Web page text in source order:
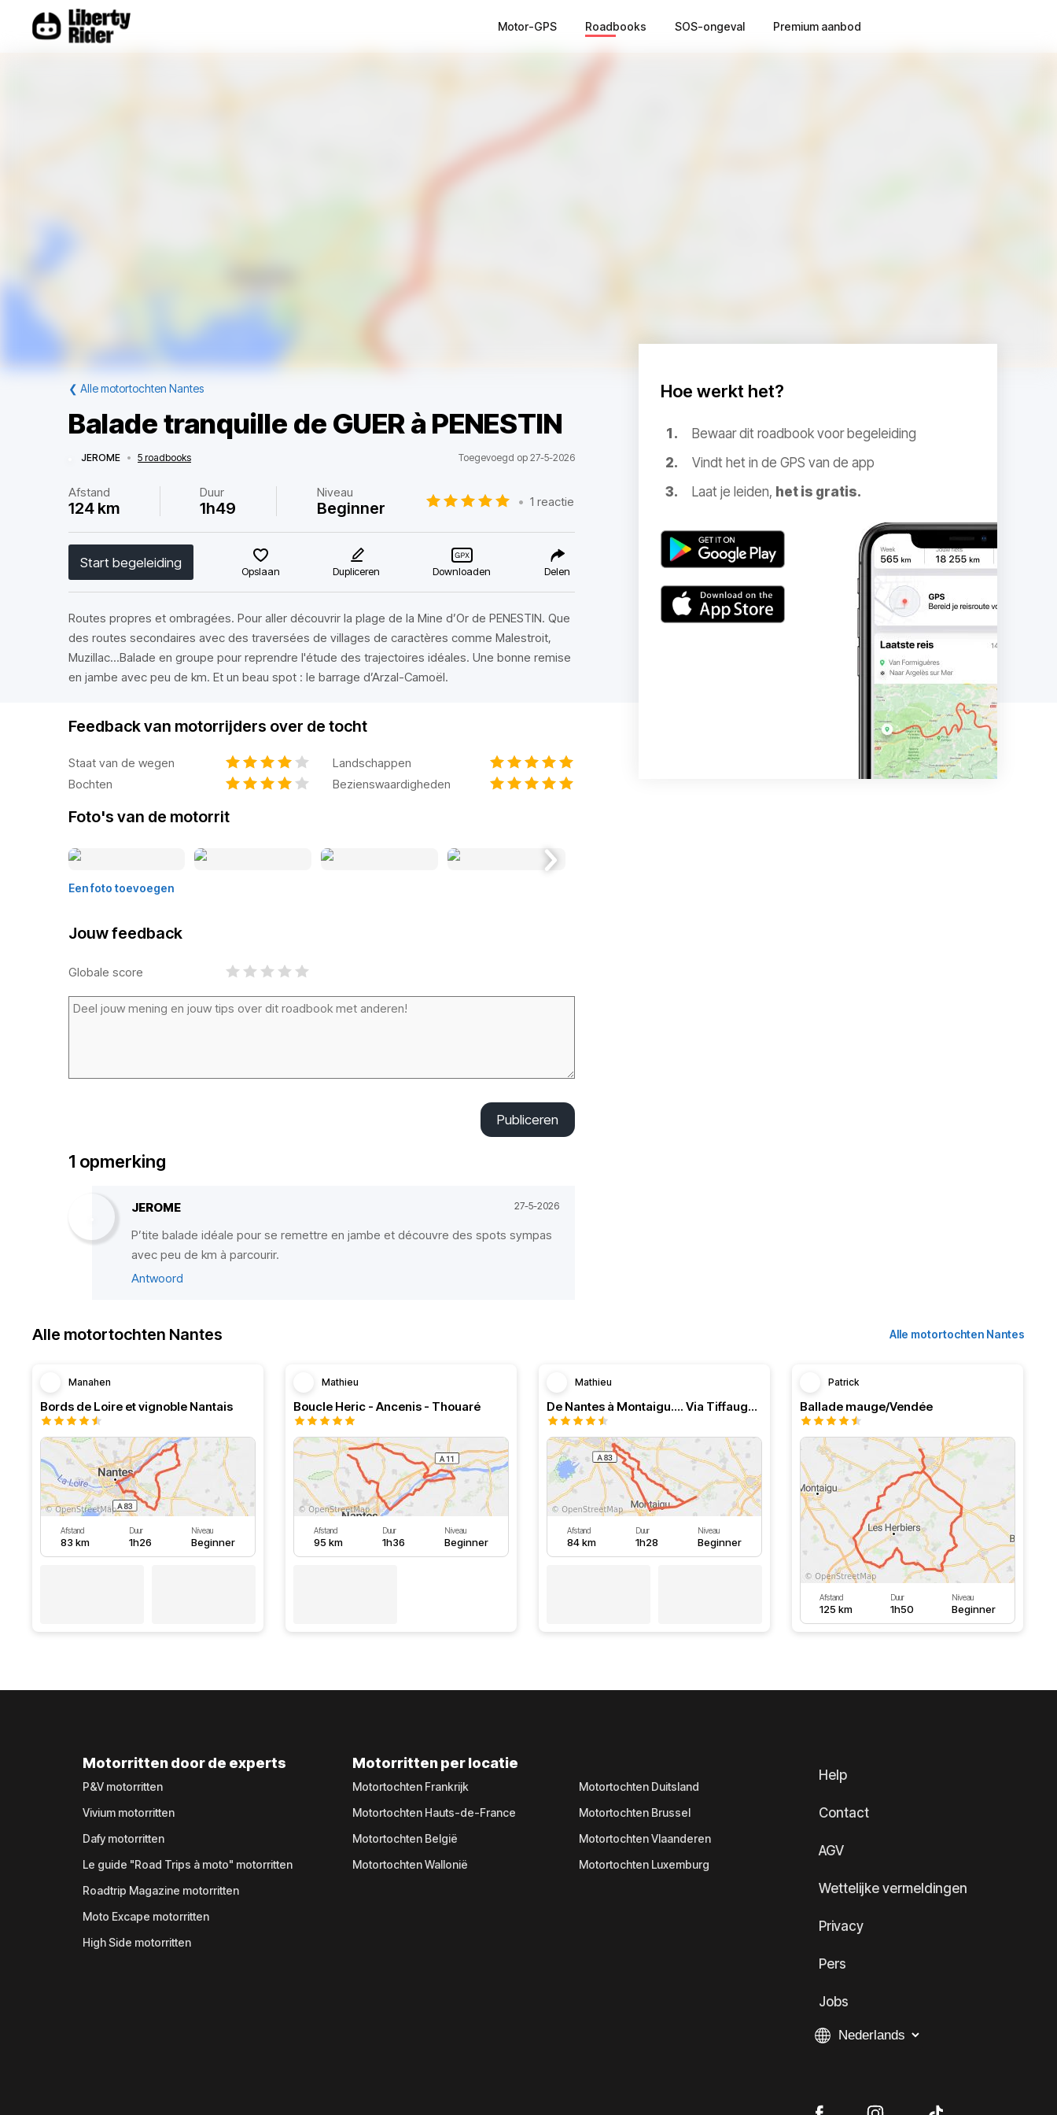
Motor-GPS Roadbooks SOS-ongeval Premium aanbod
❮ Alle motortochten Nantes
Balade tranquille de GUER à PENESTIN
JEROME • 5 roadbooks Toegevoegd op 27-5-2026
Afstand
124 km
Duur
1h49
Niveau
Beginner • 1 reactie
Start begeleiding
Opslaan Dupliceren Downloaden Delen
Routes propres et ombragées. Pour aller découvrir la plage de la Mine d’Or de PENESTIN. Que
des routes secondaires avec des traversées de villages de caractères comme Malestroit,
Muzillac...Balade en groupe pour reprendre l'étude des trajectoires idéales. Une bonne remise
en jambe avec peu de km. Et un beau spot : le barrage d’Arzal-Camoël.
Hoe werkt het?
Bewaar dit roadbook voor begeleiding
Vindt het in de GPS van de app
Laat je leiden, het is gratis.
Feedback van motorrijders over de tocht
Staat van de wegen
Landschappen
Bochten
Bezienswaardigheden
Foto's van de motorrit
Een foto toevoegen
Jouw feedback
Globale score
Publiceren
1 opmerking
JEROME 27-5-2026
P’tite balade idéale pour se remettre en jambe et découvre des spots sympas
avec peu de km à parcourir.
Antwoord
Alle motortochten Nantes Alle motortochten Nantes
Manahen
Bords de Loire et vignoble Nantais
Afstand
83 km
Duur
1h26
Niveau
Beginner
Mathieu
Boucle Heric - Ancenis - Thouaré
Afstand
95 km
Duur
1h36
Niveau
Beginner
Mathieu
De Nantes à Montaigu…. Via Tiffauge :)
Afstand
84 km
Duur
1h28
Niveau
Beginner
Patrick
Ballade mauge/Vendée
Afstand
125 km
Duur
1h50
Niveau
Beginner
Motorritten door de experts
P&V motorritten
Vivium motorritten
Dafy motorritten
Le guide "Road Trips à moto" motorritten
Roadtrip Magazine motorritten
Moto Excape motorritten
High Side motorritten
Motorritten per locatie
Motortochten Frankrijk
Motortochten Hauts-de-France
Motortochten België
Motortochten Wallonië
Motortochten Duitsland
Motortochten Brussel
Motortochten Vlaanderen
Motortochten Luxemburg
Help
Contact
AGV
Wettelijke vermeldingen
Privacy
Pers
Jobs